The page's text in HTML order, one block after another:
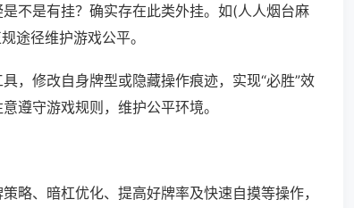
不是有挂？确实存在此类外挂。如(人人烟台麻
途径维护游戏公平。
，修改自身牌型或隐藏操作痕迹，实现“必胜”效
遵守游戏规则，维护公平环境。
略、暗杠优化、提高好牌率及快速自摸等操作，